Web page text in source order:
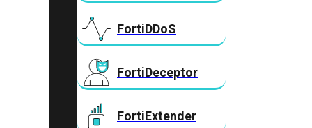
FortiDDoS
FortiDeceptor
FortiExtender